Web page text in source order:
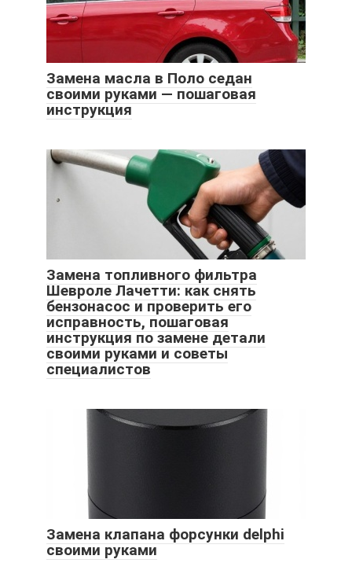
Замена масла в Поло седан
своими руками — пошаговая
инструкция
Замена топливного фильтра
Шевроле Лачетти: как снять
бензонасос и проверить его
исправность, пошаговая
инструкция по замене детали
своими руками и советы
специалистов
Замена клапана форсунки delphi
своими руками